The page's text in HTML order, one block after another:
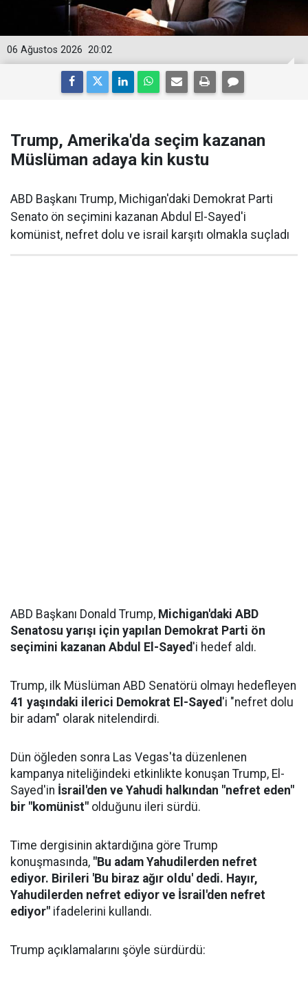
20:02
06 Ağustos 2026
Trump, Amerika'da seçim kazanan
Müslüman adaya kin kustu
ABD Başkanı Trump, Michigan'daki Demokrat Parti
Senato ön seçimini kazanan Abdul El-Sayed'i
komünist, nefret dolu ve israil karşıtı olmakla suçladı
ABD Başkanı Donald Trump, Michigan'daki ABD
Senatosu yarışı için yapılan Demokrat Parti ön
seçimini kazanan Abdul El-Sayed'i hedef aldı.
Trump, ilk Müslüman ABD Senatörü olmayı hedefleyen
41 yaşındaki ilerici Demokrat El-Sayed'i "nefret dolu
bir adam" olarak nitelendirdi.
Dün öğleden sonra Las Vegas'ta düzenlenen
kampanya niteliğindeki etkinlikte konuşan Trump, El-
Sayed'in İsrail'den ve Yahudi halkından "nefret eden"
bir "komünist" olduğunu ileri sürdü.
Time dergisinin aktardığına göre Trump
konuşmasında, "Bu adam Yahudilerden nefret
ediyor. Birileri 'Bu biraz ağır oldu' dedi. Hayır,
Yahudilerden nefret ediyor ve İsrail'den nefret
ediyor" ifadelerini kullandı.
Trump açıklamalarını şöyle sürdürdü: